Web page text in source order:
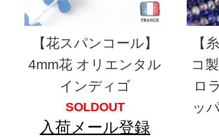
【花スパンコール】
4mm花 オリエンタル
インディゴ
SOLDOUT
入荷メール登録
【
コ
ロ
ッ